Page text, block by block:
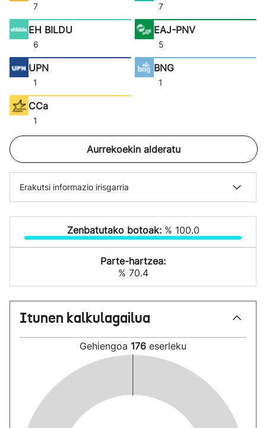
7 7
EH BILDU
6
EAJ-PNV
5
UPN
1
BNG
1
CCa
1
Aurrekoekin alderatu
Erakutsi informazio irisgarria
Zenbatutako botoak: % 100.0
Parte-hartzea:
% 70.4
Itunen kalkulagailua
Gehiengoa 176 eserleku